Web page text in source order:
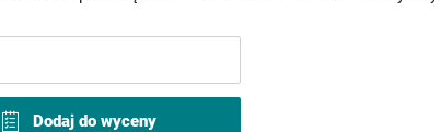
Dodaj do wyceny